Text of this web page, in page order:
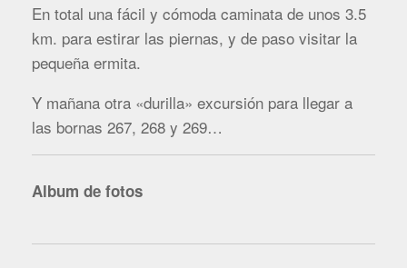
En total una fácil y cómoda caminata de unos 3.5
km. para estirar las piernas, y de paso visitar la
pequeña ermita.
Y mañana otra «durilla» excursión para llegar a
las bornas 267, 268 y 269…
Album de fotos